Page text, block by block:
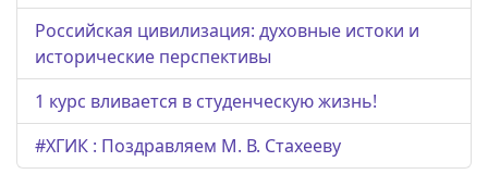
Российская цивилизация: духовные истоки и
исторические перспективы
1 курс вливается в студенческую жизнь!
#ХГИК : Поздравляем М. В. Стахееву